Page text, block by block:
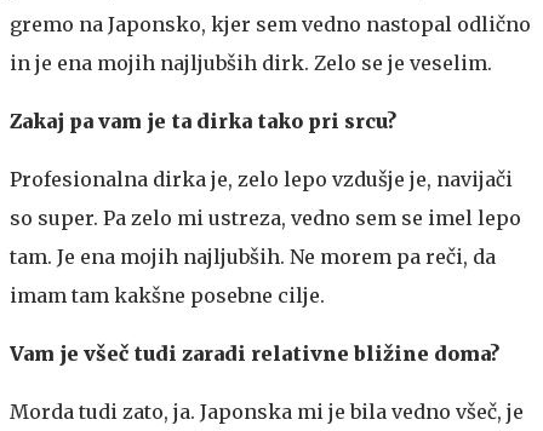
gremo na Japonsko, kjer sem vedno nastopal odlično
in je ena mojih najljubših dirk. Zelo se je veselim.
Zakaj pa vam je ta dirka tako pri srcu?
Profesionalna dirka je, zelo lepo vzdušje je, navijači
so super. Pa zelo mi ustreza, vedno sem se imel lepo
tam. Je ena mojih najljubših. Ne morem pa reči, da
imam tam kakšne posebne cilje.
Vam je všeč tudi zaradi relativne bližine doma?
Morda tudi zato, ja. Japonska mi je bila vedno všeč, je